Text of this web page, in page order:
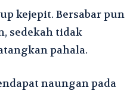
kejepit. Bersabar pun
sedekah tidak
pahala.
naungan pada